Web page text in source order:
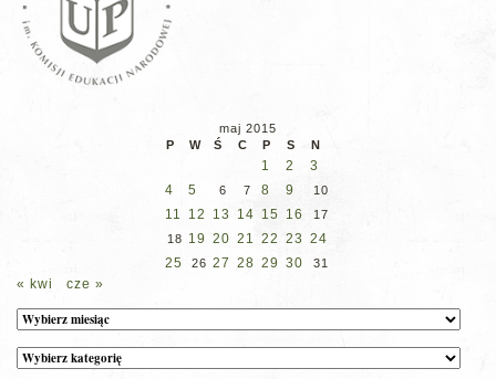
maj 2015
P
W Ś C P S N
1 2
3
4
5 6 7 8 9 10
11 12 13 14 15 16
17
18 19 20 21 22 23 24
25
26 27 28 29 30 31
« kwi cze »
Archiwum
Kategorie
wpisów